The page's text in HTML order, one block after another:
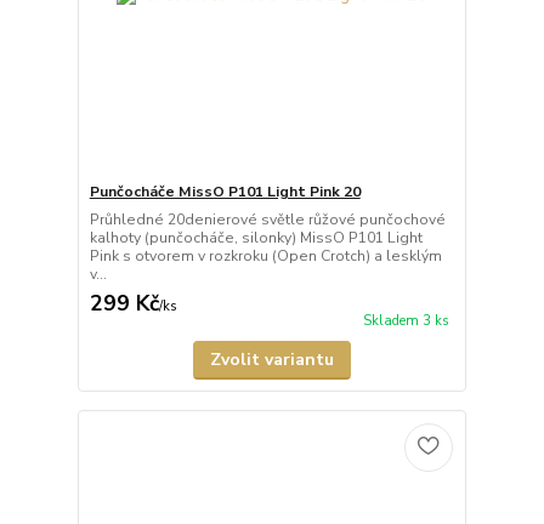
Punčocháče MissO P101 Light Pink 20
Průhledné 20denierové světle růžové punčochové
kalhoty (punčocháče, silonky) MissO P101 Light
Pink s otvorem v rozkroku (Open Crotch) a lesklým
v...
299 Kč/ks
Skladem 3 ks
Zvolit variantu